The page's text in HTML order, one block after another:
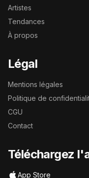
Artistes
Tendances
À propos
Légal
Mentions légales
Politique de
CGU
Contact
Téléchargez
App Store